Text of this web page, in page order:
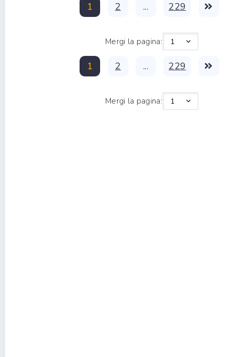
1 2 ... 229
Mergi la pagina:
1 2 ... 229
Mergi la pagina: